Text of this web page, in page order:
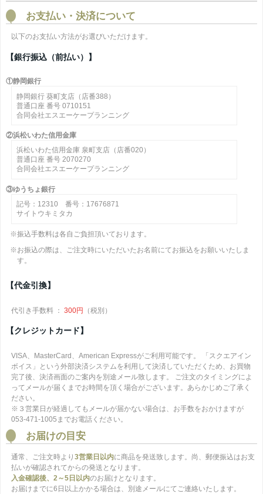
お支払い・決済について
以下のお支払い方法がお選びいただけます。
【銀行振込（前払い）】
①静岡銀行
静岡銀行 葵町支店（店番388）
普通口座 番号 0710151
合同会社エスエーケープランニング
②浜松いわた信用金庫
浜松いわた信用金庫 泉町支店（店番020）
普通口座 番号 2070270
合同会社エスエーケープランニング
③ゆうちょ銀行
記号：12310 番号：17676871
サイトウキミタカ
※振込手数料は各自ご負担頂いております。
※お振込の際は、ご注文時にいただいたお名前にてお振込をお願いいたしま
す。
【代金引換】
代引き手数料 ： 300円 （税別）
【クレジットカード】
VISA、MasterCard、American Expressがご利用可能です。 「スクエアイン
ボイス」という外部決済システムを利用して決済していただくため、お買物
完了後、決済画面のご案内を別途メール致します。 ご注文のタイミングによ
ってメールが届くまでお時間を頂く場合がございます。あらかじめご了承く
ださい。
※３営業日が経過してもメールが届かない場合は、お手数をおかけますが
053-471-1005までお電話ください。
お届けの目安
通常、ご注文時より 3営業日以内に商品を発送致します。尚、郵便振込はお支
払いが確認されてからの発送となります。
入金確認後、2～5日以内のお届けとなります。
お届けまでに6日以上かかる場合は、別途メールにてご連絡いたします。